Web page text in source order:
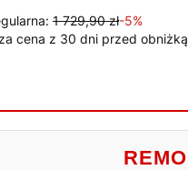
1 729,90 zł-5%
cena z 30 dni przed